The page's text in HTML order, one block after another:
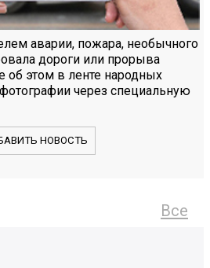
аварии, пожара, необычного
дороги или прорыва
об этом в ленте народных
через специальную
НОВОСТЬ
Все